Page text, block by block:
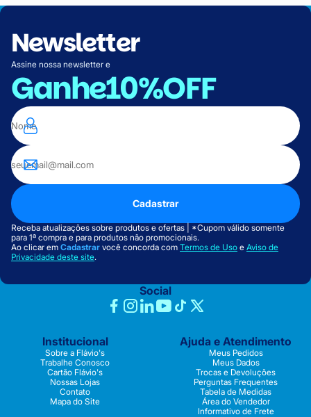
Newsletter
Assine nossa newsletter e
Ganhe10%OFF
Cadastrar
Receba atualizações sobre produtos e ofertas | *Cupom válido somente
para 1ª compra e para produtos não promocionais.
Ao clicar em Cadastrar você concorda com Termos de Uso e Aviso de
Privacidade deste site.
Social
Institucional
Sobre a Flávio's
Trabalhe Conosco
Cartão Flávio's
Nossas Lojas
Contato
Mapa do Site
Ajuda e Atendimento
Meus Pedidos
Meus Dados
Trocas e Devoluções
Perguntas Frequentes
Tabela de Medidas
Área do Vendedor
Informativo de Frete